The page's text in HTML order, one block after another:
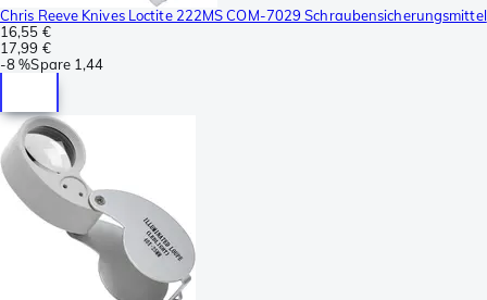
Chris Reeve Knives Loctite 222MS COM-7029 Schraubensicherungsmittel
16,55 €
17,99 €
-8 %Spare 1,44